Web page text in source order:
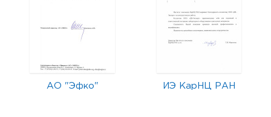
АО "Эфко" ИЭ КарНЦ РАН